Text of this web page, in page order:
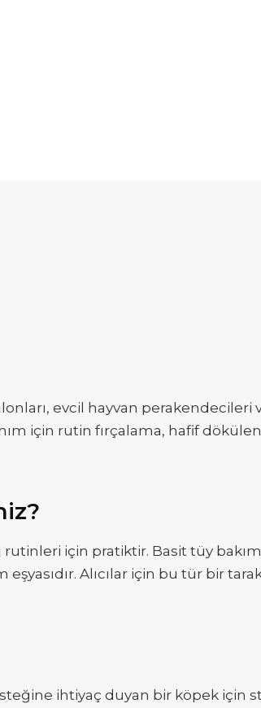
evcil hayvan
için rutin fırçalama, hafif
rutinleri için pratiktir. Basit tüy
Alıcılar için bu tür bir
ihtiyaç duyan bir köpek için